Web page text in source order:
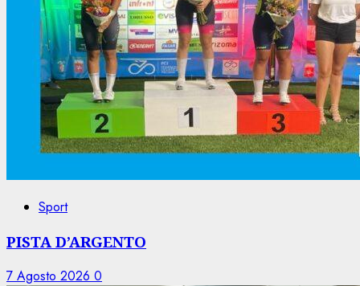
Sport
PISTA D’ARGENTO
7 Agosto 2026 0